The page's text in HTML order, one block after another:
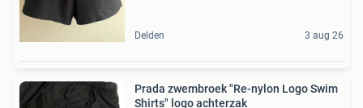
Delden 3 aug 26
Prada zwembroek "Re-nylon Logo Swim
Shirts" logo achterzak